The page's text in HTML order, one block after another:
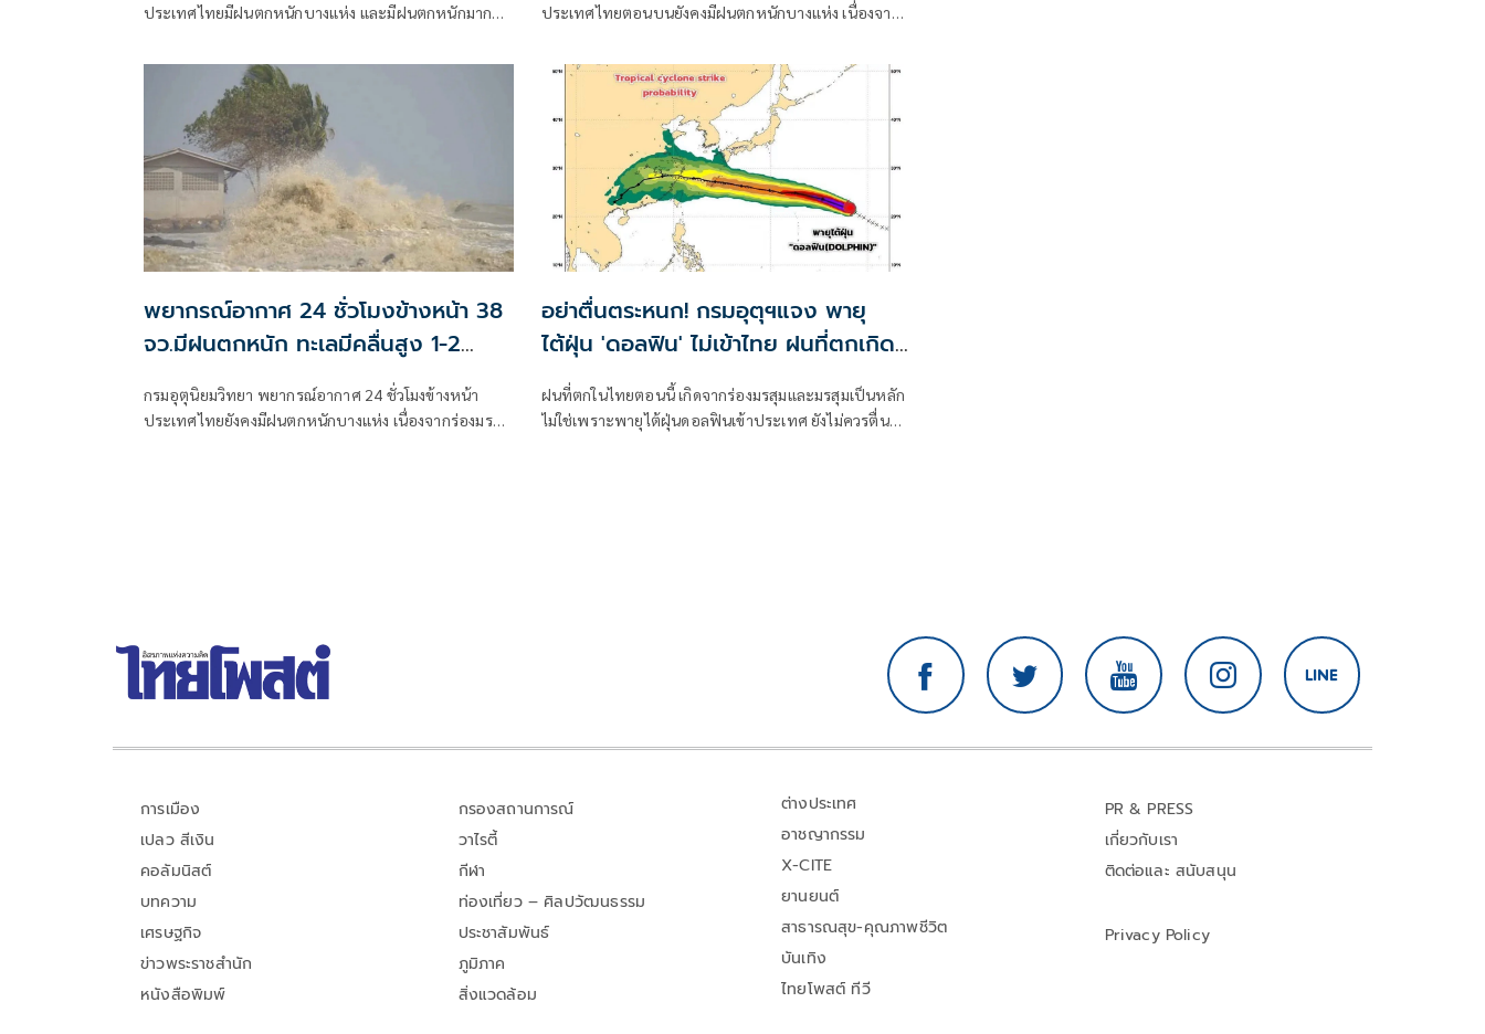
ประเทศไทยมีฝนตกหนักบางแห่ง และมีฝนตกหนักมาก
ตะวันออก
ประเทศไทยตอนบนยังคงมีฝนตกหนักบางแห่ง เนื่องจาก
ตอนบน
พยากรณ์อากาศ 24 ชั่วโมงข้างหน้า 38
จว.มีฝนตกหนัก ทะเลมีคลื่นสูง 1-2
กรมอุตุนิยมวิทยา พยากรณ์อากาศ 24 ชั่วโมงข้างหน้า
ประเทศไทยยังคงมีฝนตกหนักบางแห่ง เนื่องจากร่องมรสุม
อย่าตื่นตระหนก! กรมอุตุฯแจง พายุ
ไต้ฝุ่น 'ดอลฟิน' ไม่เข้าไทย ฝนที่ตกเกิด
จากร่องมรสุม
ฝนที่ตกในไทยตอนนี้ เกิดจากร่องมรสุมและมรสุมเป็นหลัก
ไม่ใช่เพราะพายุไต้ฝุ่นดอลฟินเข้าประเทศ ยังไม่ควรตื่น
การเมือง
เปลว สีเงิน
คอลัมนิสต์
บทความ
เศรษฐกิจ
ข่าวพระราชสำนัก
หนังสือพิมพ์
กรองสถานการณ์
วาไรตี้
กีฬา
ท่องเที่ยว – ศิลปวัฒนธรรม
ประชาสัมพันธ์
ภูมิภาค
สิ่งแวดล้อม
ต่างประเทศ
อาชญากรรม
X-CITE
ยานยนต์
สาธารณสุข-คุณภาพชีวิต
บันเทิง
ไทยโพสต์ ทีวี
PR & PRESS
เกี่ยวกับเรา
ติดต่อและ สนับสนุน
Privacy Policy